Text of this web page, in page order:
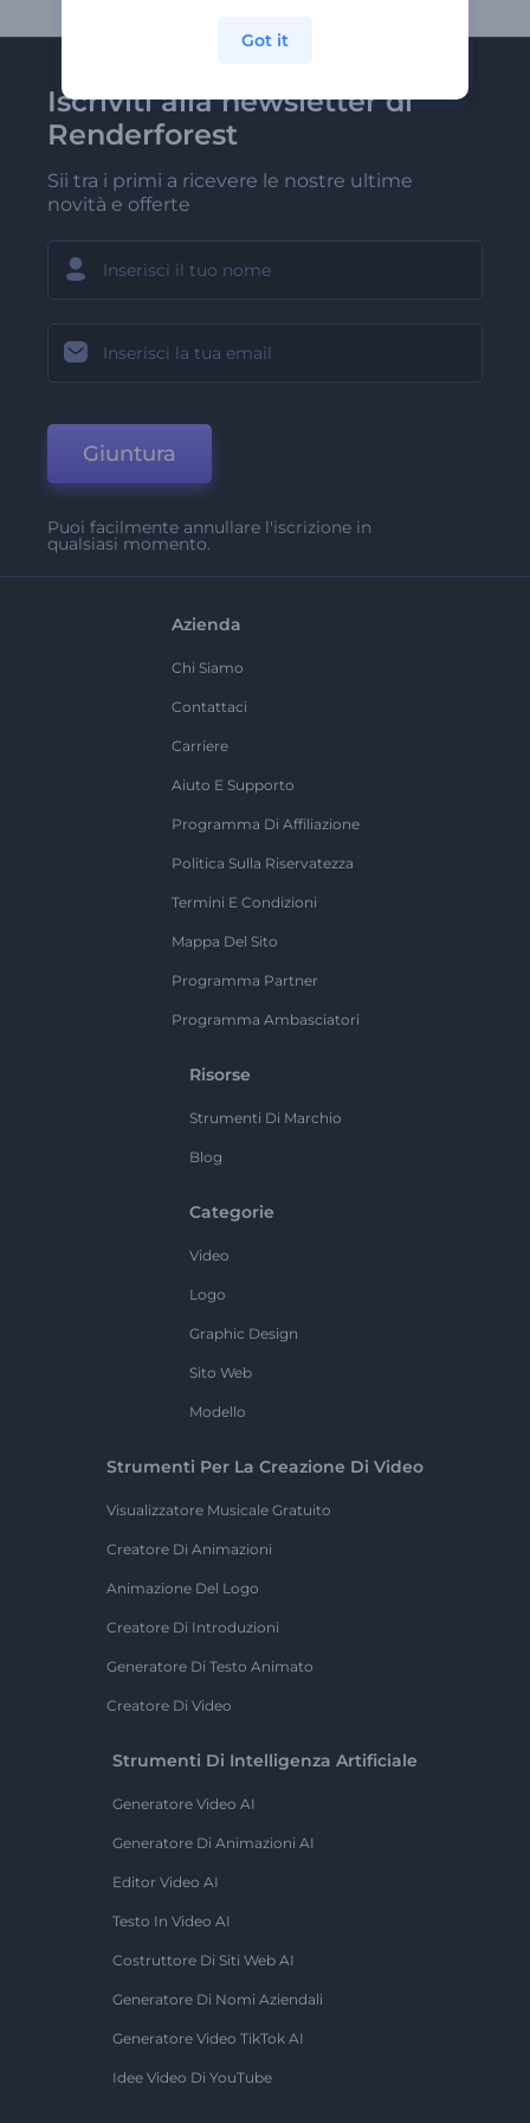
Iscriviti alla newsletter di
Renderforest
Sii tra i primi a ricevere le nostre ultime
novità e offerte
Giuntura
Puoi facilmente annullare l'iscrizione in
qualsiasi momento.
Azienda
Chi Siamo
Contattaci
Carriere
Aiuto E Supporto
Programma Di Affiliazione
Politica Sulla Riservatezza
Termini E Condizioni
Mappa Del Sito
Programma Partner
Programma Ambasciatori
Risorse
Strumenti Di Marchio
Blog
Categorie
Video
Logo
Graphic Design
Sito Web
Modello
Strumenti Per La Creazione Di Video
Visualizzatore Musicale Gratuito
Creatore Di Animazioni
Animazione Del Logo
Creatore Di Introduzioni
Generatore Di Testo Animato
Creatore Di Video
Strumenti Di Intelligenza Artificiale
Generatore Video AI
Generatore Di Animazioni AI
Editor Video AI
Testo In Video AI
Costruttore Di Siti Web AI
Generatore Di Nomi Aziendali
Generatore Video TikTok AI
Idee Video Di YouTube
Got it